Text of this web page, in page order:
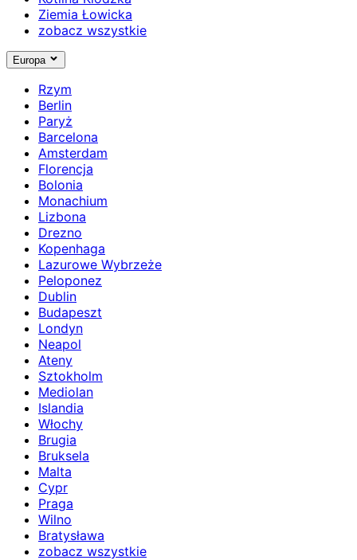
Ziemia Łowicka
zobacz wszystkie
Europa
Rzym
Berlin
Paryż
Barcelona
Amsterdam
Florencja
Bolonia
Monachium
Lizbona
Drezno
Kopenhaga
Lazurowe Wybrzeże
Peloponez
Dublin
Budapeszt
Londyn
Neapol
Ateny
Sztokholm
Mediolan
Islandia
Włochy
Brugia
Bruksela
Malta
Cypr
Praga
Wilno
Bratysława
zobacz wszystkie